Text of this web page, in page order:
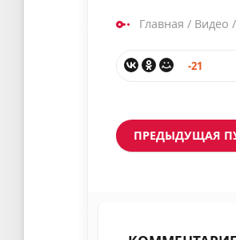
Главная / Видео /
-21
ПРЕДЫДУЩАЯ